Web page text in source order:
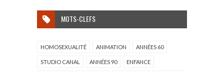
MOTS-CLEFS
HOMOSEXUALITÉ ANIMATION ANNÉES 60
STUDIO CANAL ANNÉES 90 ENFANCE